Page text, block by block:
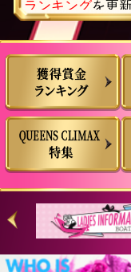
ランキングを更
2024.12.31
1/1まで毎日更新
ングを更新致し
2024.12.25
フォトギャラリー
2024.12.19
ップレーサーを